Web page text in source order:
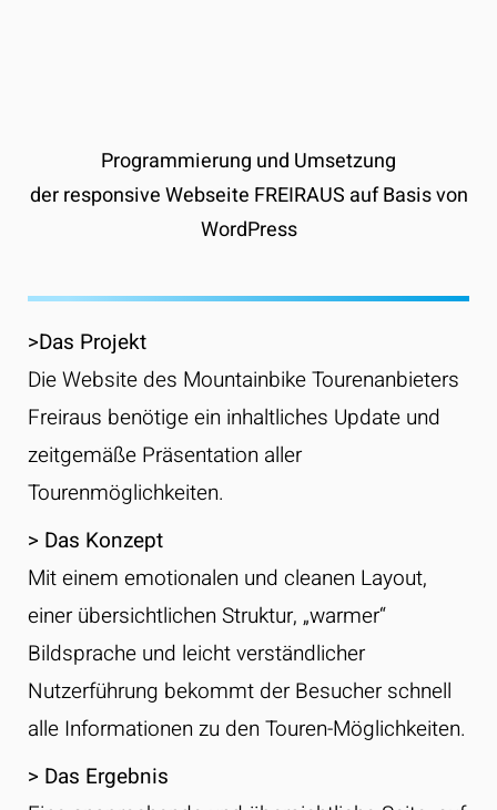
Programmierung und Umsetzung
der responsive Webseite FREIRAUS auf Basis von
WordPress
>Das Projekt
Die Website des Mountainbike Tourenanbieters
Freiraus benötige ein inhaltliches Update und
zeitgemäße Präsentation aller
Tourenmöglichkeiten.
> Das Konzept
Mit einem emotionalen und cleanen Layout,
einer übersichtlichen Struktur, „warmer“
Bildsprache und leicht verständlicher
Nutzerführung bekommt der Besucher schnell
alle Informationen zu den Touren-Möglichkeiten.
> Das Ergebnis